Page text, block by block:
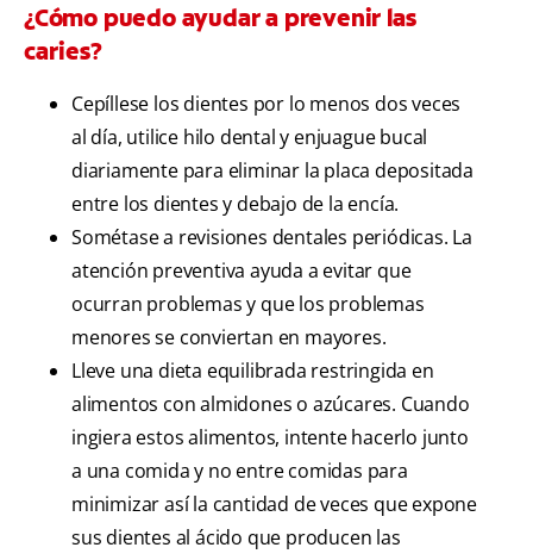
¿Cómo puedo ayudar a prevenir las
caries?
Cepíllese los dientes por lo menos dos veces
al día, utilice hilo dental y enjuague bucal
diariamente para eliminar la placa depositada
entre los dientes y debajo de la encía.
Sométase a revisiones dentales periódicas. La
atención preventiva ayuda a evitar que
ocurran problemas y que los problemas
menores se conviertan en mayores.
Lleve una dieta equilibrada restringida en
alimentos con almidones o azúcares. Cuando
ingiera estos alimentos, intente hacerlo junto
a una comida y no entre comidas para
minimizar así la cantidad de veces que expone
sus dientes al ácido que producen las